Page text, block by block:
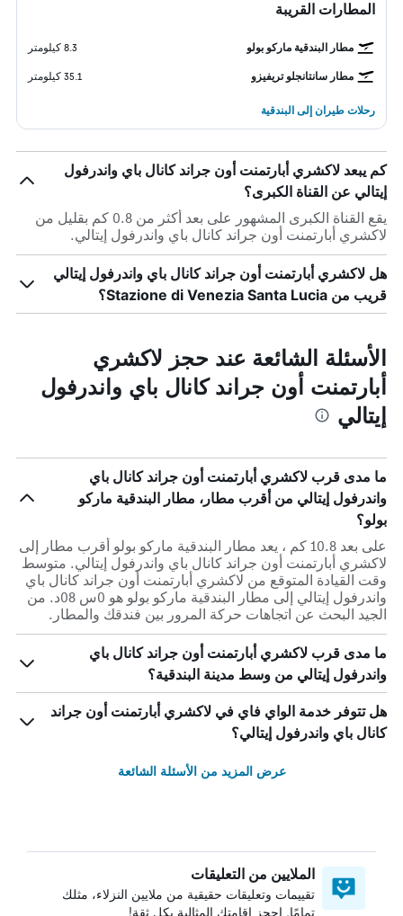
المطارات القريبة
مطار البندقية ماركو بولو 8.3 كيلومتر
مطار سانتانجلو تريفيزو 35.1 كيلومتر
رحلات طيران إلى البندقية
كم يبعد لاكشري أبارتمنت أون جراند كانال باي واندرفول
إيتالي عن القناة الكبرى؟
يقع القناة الكبرى المشهور على بعد أكثر من 0.8 كم بقليل من
لاكشري أبارتمنت أون جراند كانال باي واندرفول إيتالي.
هل لاكشري أبارتمنت أون جراند كانال باي واندرفول إيتالي
قريب من Stazione di Venezia Santa Lucia؟
الأسئلة الشائعة عند حجز لاكشري
أبارتمنت أون جراند كانال باي واندرفول
إيتالي
ما مدى قرب لاكشري أبارتمنت أون جراند كانال باي
واندرفول إيتالي من أقرب مطار، مطار البندقية ماركو
بولو؟
على بعد 10.8 كم ، يعد مطار البندقية ماركو بولو أقرب مطار إلى
لاكشري أبارتمنت أون جراند كانال باي واندرفول إيتالي. متوسط
وقت القيادة المتوقع من لاكشري أبارتمنت أون جراند كانال باي
واندرفول إيتالي إلى مطار البندقية ماركو بولو هو 0س 08د. من
الجيد البحث عن اتجاهات حركة المرور بين فندقك والمطار.
ما مدى قرب لاكشري أبارتمنت أون جراند كانال باي
واندرفول إيتالي من وسط مدينة البندقية؟
هل تتوفر خدمة الواي فاي في لاكشري أبارتمنت أون جراند
كانال باي واندرفول إيتالي؟
عرض المزيد من الأسئلة الشائعة
الملايين من التعليقات
تقييمات وتعليقات حقيقية من ملايين النزلاء، مثلك
تمامًا. احجز إقامتك المثالية بكل ثقة!